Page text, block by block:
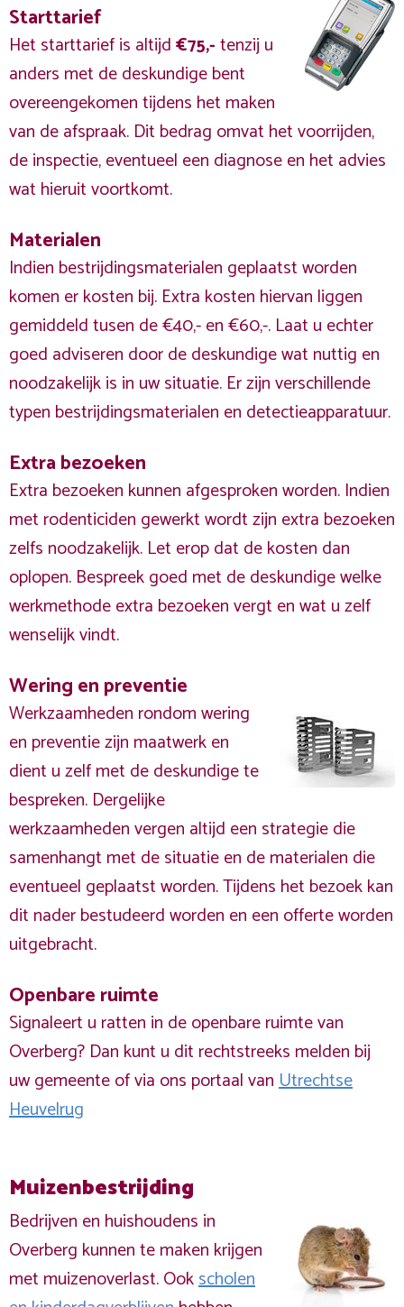
Starttarief
Het starttarief is altijd€75,-tenzij u
anders met de deskundige bent
overeengekomen tijdens het maken
van de afspraak. Dit bedrag omvat het voorrijden,
de inspectie, eventueel een diagnose en het advies
wat hieruit voortkomt.
Materialen
Indien bestrijdingsmaterialen geplaatst worden
komen er kosten bij. Extra kosten hiervan liggen
gemiddeld tusen de €40,- en €60,-. Laat u echter
goed adviseren door de deskundige wat nuttig en
noodzakelijk is in uw situatie. Er zijn verschillende
typen bestrijdingsmaterialen en detectieapparatuur.
Extra bezoeken
Extra bezoeken kunnen afgesproken worden. Indien
met rodenticiden gewerkt wordt zijn extra bezoeken
zelfs noodzakelijk. Let erop dat de kosten dan
oplopen. Bespreek goed met de deskundige welke
werkmethode extra bezoeken vergt en wat u zelf
wenselijk vindt.
Wering en preventie
Werkzaamheden rondom wering
en preventie zijn maatwerk en
dient u zelf met de deskundige te
bespreken. Dergelijke
werkzaamheden vergen altijd een strategie die
samenhangt met de situatie en de materialen die
eventueel geplaatst worden. Tijdens het bezoek kan
dit nader bestudeerd worden en een offerte worden
uitgebracht.
Openbare ruimte
Signaleert u ratten in de openbare ruimte van
Overberg? Dan kunt u dit rechtstreeks melden bij
uw gemeente of via ons portaal vanUtrechtse
Heuvelrug
Muizenbestrijding
Bedrijven en huishoudens in
Overberg kunnen te maken krijgen
met muizenoverlast. Ookscholen